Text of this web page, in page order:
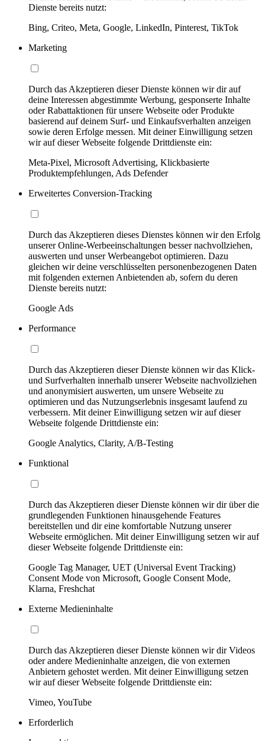
Dienste bereits nutzt:
Bing, Criteo, Meta, Google, LinkedIn, Pinterest, TikTok
Marketing
Durch das Akzeptieren dieser Dienste können wir dir auf
deine Interessen abgestimmte Werbung, gesponserte Inhalte
oder Rabattaktionen für unsere Webseite oder Produkte
basierend auf deinem Surf- und Einkaufsverhalten anzeigen
sowie deren Erfolge messen. Mit deiner Einwilligung setzen
wir auf dieser Webseite folgende Drittdienste ein:
Meta-Pixel, Microsoft Advertising, Klickbasierte
Produktempfehlungen, Ads Defender
Erweitertes Conversion-Tracking
Durch das Akzeptieren dieses Dienstes können wir den Erfolg
unserer Online-Werbeeinschaltungen besser nachvollziehen,
auswerten und unser Werbeangebot optimieren. Dazu
gleichen wir deine verschlüsselten personenbezogenen Daten
mit folgenden externen Anbietenden ab, sofern du deren
Dienste bereits nutzt:
Google Ads
Performance
Durch das Akzeptieren dieser Dienste können wir das Klick-
und Surfverhalten innerhalb unserer Webseite nachvollziehen
und anonymisiert auswerten, um unsere Webseite zu
optimieren und das Nutzungserlebnis insgesamt laufend zu
verbessern. Mit deiner Einwilligung setzen wir auf dieser
Webseite folgende Drittdienste ein:
Google Analytics, Clarity, A/B-Testing
Funktional
Durch das Akzeptieren dieser Dienste können wir dir über die
grundlegenden Funktionen hinausgehende Features
bereitstellen und dir eine komfortable Nutzung unserer
Webseite ermöglichen. Mit deiner Einwilligung setzen wir auf
dieser Webseite folgende Drittdienste ein:
Google Tag Manager, UET (Universal Event Tracking)
Consent Mode von Microsoft, Google Consent Mode,
Klarna, Freshchat
Externe Medieninhalte
Durch das Akzeptieren dieser Dienste können wir dir Videos
oder andere Medieninhalte anzeigen, die von externen
Anbietern gehostet werden. Mit deiner Einwilligung setzen
wir auf dieser Webseite folgende Drittdienste ein:
Vimeo, YouTube
Erforderlich